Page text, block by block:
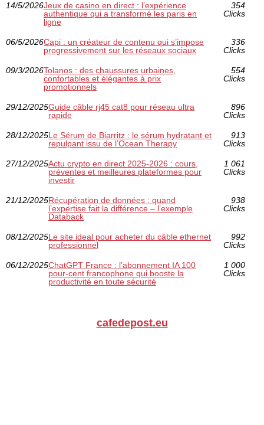
14/5/2026Jeux de casino en direct : l’expérience
authentique qui a transformé les paris en
ligne
354
Clicks
06/5/2026Capi : un créateur de contenu qui s’impose
progressivement sur les réseaux sociaux
336
Clicks
09/3/2026Tolanos : des chaussures urbaines,
confortables et élégantes à prix
promotionnels
554
Clicks
29/12/2025Guide câble rj45 cat8 pour réseau ultra
rapide
896
Clicks
28/12/2025Le Sérum de Biarritz : le sérum hydratant et
repulpant issu de l’Ocean Therapy
913
Clicks
27/12/2025Actu crypto en direct 2025-2026 : cours,
préventes et meilleures plateformes pour
investir
1 061
Clicks
21/12/2025Récupération de données : quand
l’expertise fait la différence – l’exemple
Databack
938
Clicks
08/12/2025Le site ideal pour acheter du câble ethernet
professionnel
992
Clicks
06/12/2025ChatGPT France : l’abonnement IA 100
pour-cent francophone qui booste la
productivité en toute sécurité
1 000
Clicks
cafedepost.eu